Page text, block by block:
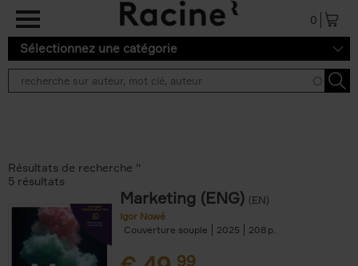
Aller au contenu principal
0
Sélectionnez une catégorie
Résultats de recherche ''
5 résultats
Marketing (ENG) (EN)
Igor Nowé
Couverture souple
2025 208
99